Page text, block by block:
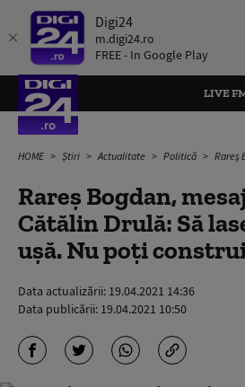
Digi24
m.digi24.ro
FREE - In Google Play
LIVE
HOME Știri Actualitate Politică Rareș Bogdan,
Rareș Bogdan,
Cătălin Drulă: Să
ușă. Nu poți
Data actualizării: 19.04.2021 14:36
Data publicării: 19.04.2021 10:50